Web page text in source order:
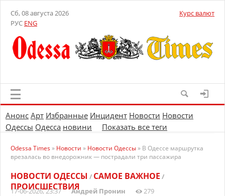
Сб, 08 августа 2026
РУС ENG
Курс валют
Анонс Арт Избранные Инцидент Новости Новости
Одессы Одесса новини Показать все теги
Odessa Times» Новости » Новости Одессы» В Одессе маршрутка
врезалась во внедорожник — пострадали три пассажира
НОВОСТИ ОДЕССЫ / САМОЕ ВАЖНОЕ /
ПРОИСШЕСТВИЯ
17-06-2026, 23:37 Андрей Пронин
279